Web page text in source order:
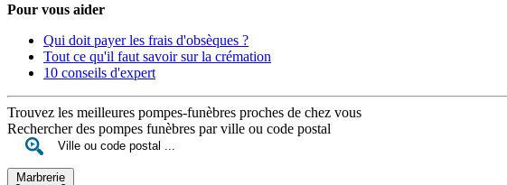
Pour vous aider
Qui doit payer les frais d'obsèques ?
Tout ce qu'il faut savoir sur la crémation
10 conseils d'expert
Trouvez les meilleures pompes-funèbres proches de chez vous
Rechercher des pompes funèbres par ville ou code postal
Marbrerie